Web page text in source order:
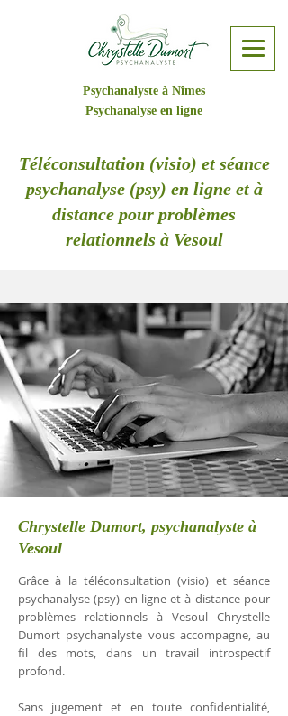
Psychanalyste à Nîmes
Psychanalyse en ligne
Téléconsultation (visio) et séance
psychanalyse (psy) en ligne et à
distance pour problèmes
relationnels à Vesoul
Chrystelle Dumort, psychanalyste à
Vesoul
Grâce à la téléconsultation (visio) et séance
psychanalyse (psy) en ligne et à distance pour
problèmes relationnels à Vesoul Chrystelle
Dumort psychanalyste vous accompagne, au
fil des mots, dans un travail introspectif
profond.
Sans jugement et en toute confidentialité,